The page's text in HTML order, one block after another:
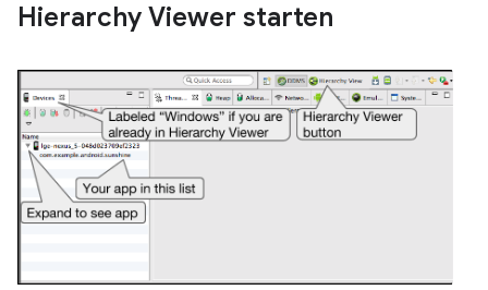
Hierarchy Viewer starten